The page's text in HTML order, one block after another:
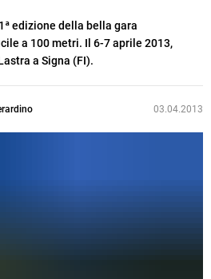
edizione della bella gara
a 100 metri. Il 6-7 aprile 2013,
a Signa (FI).
03.04.2013